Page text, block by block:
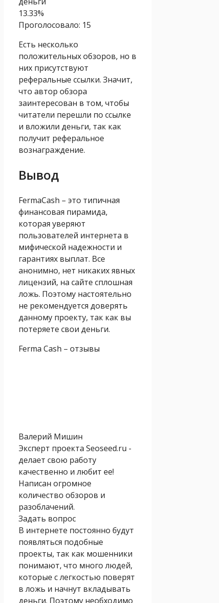
13.33%
Проголосовало: 15
Есть несколько
положительных обзоров, но в
них присутствуют
реферальные ссылки. Значит,
что автор обзора
заинтересован в том, чтобы
читатели перешли по ссылке
и вложили деньги, так как
получит реферальное
вознаграждение.
Вывод
FermaCash – это типичная
финансовая пирамида,
которая уверяют
пользователей интернета в
мифической надежности и
гарантиях выплат. Все
анонимно, нет никаких явных
лицензий, на сайте сплошная
ложь. Поэтому настоятельно
не рекомендуется доверять
данному проекту, так как вы
потеряете свои деньги.
Ferma Cash – отзывы
Валерий Мишин
Эксперт проекта Seoseed.ru -
делает свою работу
качественно и любит ее!
Написан огромное
количество обзоров и
разоблачений.
Задать вопрос
В интернете постоянно будут
появляться подобные
проекты, так как мошенники
понимают, что много людей,
которые с легкостью поверят
в ложь и начнут вкладывать
деньги. Поэтому необходимо